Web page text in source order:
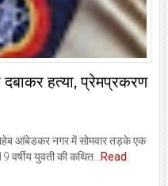
हत्या, प्रेमप्रकरण
आंबेडकर नगर में सोमवार तड़के एक
युवती की कथित...
Read